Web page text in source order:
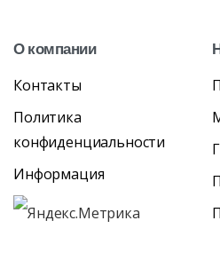
Окомпании
Контакты
Политика
конфиденциальности
Информация